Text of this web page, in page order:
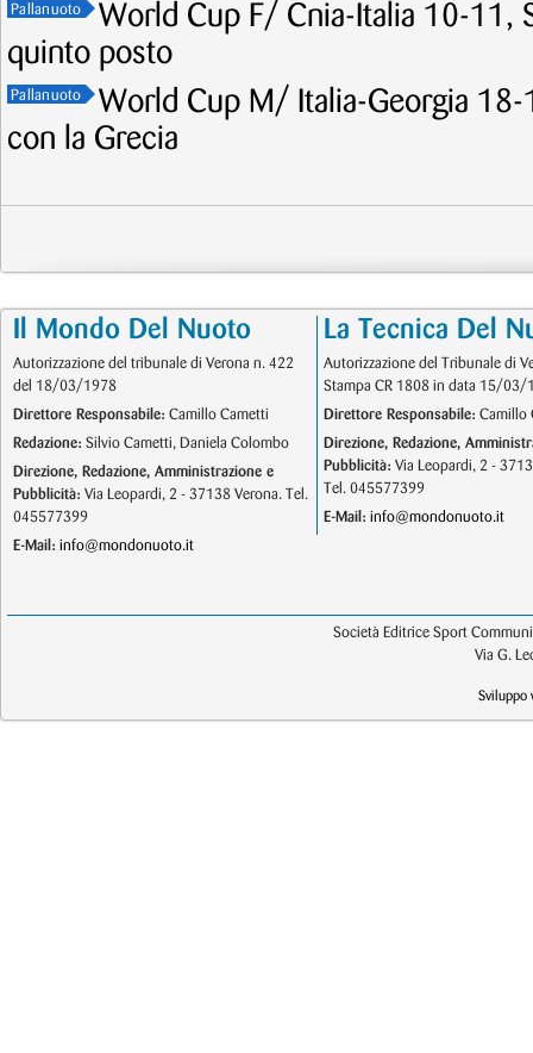
Pallanuoto
World Cup F/ Cnia-Italia 10-11,
quinto posto
Pallanuoto
World Cup M/ Italia-Georgia
con la Grecia
Il Mondo Del Nuoto
Autorizzazione del tribunale di Verona n. 422
del 18/03/1978
Direttore Responsabile: Camillo Cametti
Redazione: Silvio Cametti, Daniela Colombo
Direzione, Redazione, Amministrazione e
Pubblicità: Via Leopardi, 2 - 37138 Verona. Tel.
045577399
E-Mail: info@mondonuoto.it
La Tecnica Del
Autorizzazione del Tribunale di
Stampa CR 1808 in data 15/03/
Direttore Responsabile: Camillo
Direzione, Redazione,
Pubblicità: Via Leopardi, 2 -
Tel. 045577399
E-Mail: info@mondonuoto.it
Società Editrice Sport
Via G.
Sviluppo